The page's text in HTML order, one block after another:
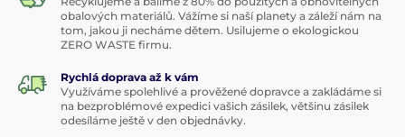
obalových materiálů. Vážíme si naší planety a záleží nám na
tom, jakou ji necháme dětem. Usilujeme o ekologickou
ZERO WASTE firmu.
Rychlá doprava až k vám
Využíváme spolehlivé a prověžené dopravce a zakládáme si
na bezproblémové expedici vašich zásilek, většinu zásilek
odesíláme ještě v den objednávky.